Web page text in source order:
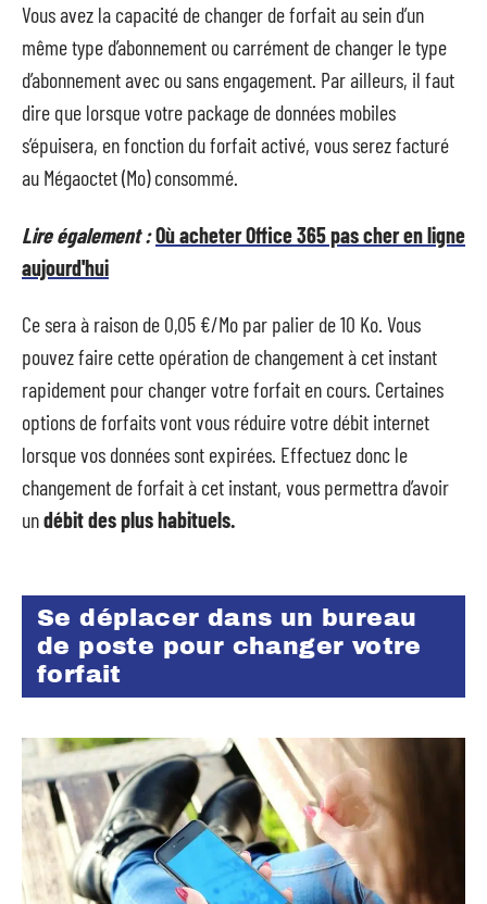
Vous avez la capacité de changer de forfait au sein d’un
même type d’abonnement ou carrément de changer le type
d’abonnement avec ou sans engagement. Par ailleurs, il faut
dire que lorsque votre package de données mobiles
s’épuisera, en fonction du forfait activé, vous serez facturé
au Mégaoctet (Mo) consommé.
Lire également :Où acheter Office 365 pas cher en ligne
aujourd'hui
Ce sera à raison de 0,05 €/Mo par palier de 10 Ko. Vous
pouvez faire cette opération de changement à cet instant
rapidement pour changer votre forfait en cours. Certaines
options de forfaits vont vous réduire votre débit internet
lorsque vos données sont expirées. Effectuez donc le
changement de forfait à cet instant, vous permettra d’avoir
undébit des plus habituels.
Se déplacer dans un bureau
de poste pour changer votre
forfait